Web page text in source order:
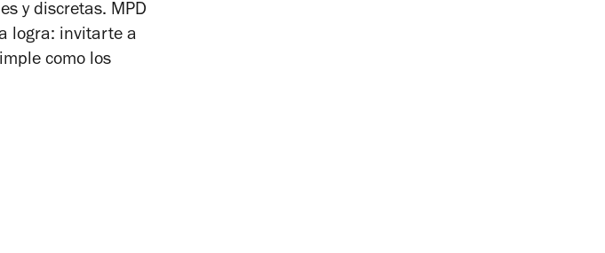
y discretas. MPD
logra: invitarte a
como los